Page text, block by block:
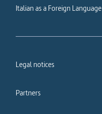
Italian as a Foreign Language
Legal notices
Partners